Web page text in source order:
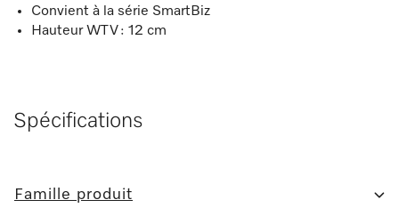
Convient à la série SmartBiz
Hauteur WTV : 12 cm
Spécifications
Famille produit